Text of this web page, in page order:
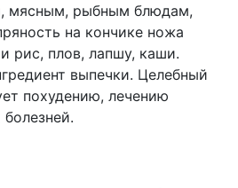
мясным, рыбным блюдам,
на кончике ножа
рис, плов, лапшу, каши.
выпечки. Целебный
похудению, лечению